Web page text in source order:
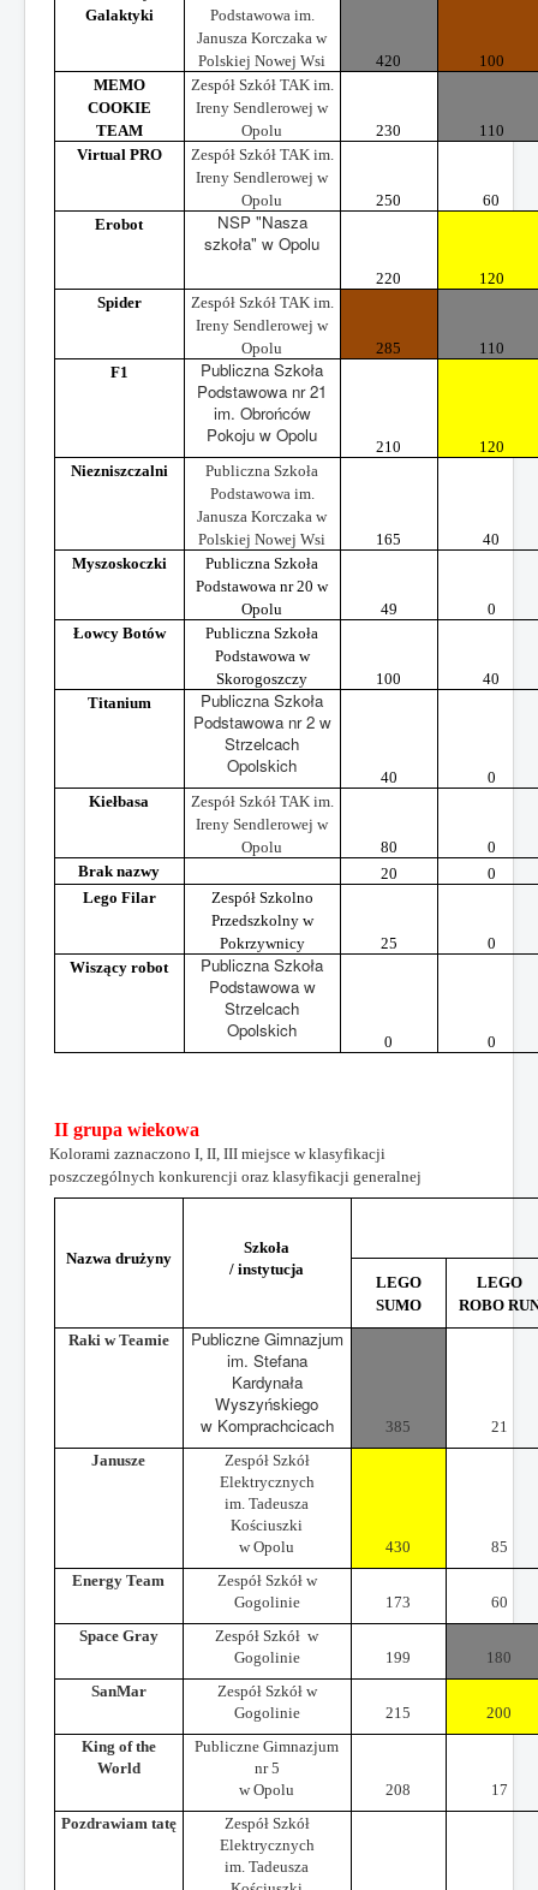
Galaktyki
Podstawowa im.
Janusza Korczaka w
Polskiej Nowej Wsi
420
100
MEMO
COOKIE
TEAM
Zespół Szkół TAK im.
Ireny Sendlerowej w
Opolu
230
110
Virtual PRO
Zespół Szkół TAK im.
Ireny Sendlerowej w
Opolu
250
60
Erobot
NSP "Nasza
szkoła" w Opolu
220
120
Spider
Zespół Szkół TAK im.
Ireny Sendlerowej w
Opolu
285
110
F1
Publiczna Szkoła
Podstawowa nr 21
im. Obrońców
Pokoju w Opolu
210
120
Niezniszczalni
Publiczna Szkoła
Podstawowa im.
Janusza Korczaka w
Polskiej Nowej Wsi
165
40
Myszoskoczki
Publiczna Szkoła
Podstawowa nr 20 w
Opolu
49
0
Łowcy Botów
Publiczna Szkoła
Podstawowa w
Skorogoszczy
100
40
Titanium
Publiczna Szkoła
Podstawowa nr 2 w
Strzelcach
Opolskich
40
0
Kiełbasa
Zespół Szkół TAK im.
Ireny Sendlerowej w
Opolu
80
0
Brak nazwy
20
0
Lego Filar
Zespół Szkolno
Przedszkolny w
Pokrzywnicy
25
0
Wiszący robot
Publiczna Szkoła
Podstawowa w
Strzelcach
Opolskich
0 0
II grupa wiekowa
Kolorami zaznaczono I, II, III miejsce w klasyfikacji
poszczególnych konkurencji oraz klasyfikacji generalnej
Nazwa drużyny
Szkoła
/ instytucja
LEGO
SUMO
LEGO
ROBO
Raki w Teamie
Publiczne Gimnazjum
im. Stefana
Kardynała
Wyszyńskiego
w Komprachcicach
385
21
Janusze
Zespół Szkół
Elektrycznych
im. Tadeusza
Kościuszki
w Opolu
430
85
Energy Team
Zespół Szkół w
Gogolinie
173
60
Space Gray
Zespół Szkół w
Gogolinie
199
180
SanMar
Zespół Szkół w
Gogolinie
215
200
King of the
World
Publiczne Gimnazjum
nr 5
w Opolu
208
17
Pozdrawiam tatę
Zespół Szkół
Elektrycznych
im. Tadeusza